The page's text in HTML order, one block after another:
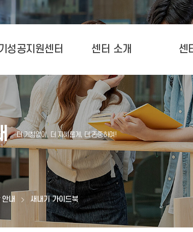
성공지원센터 센터 소개 센
내 새내기 가이드북